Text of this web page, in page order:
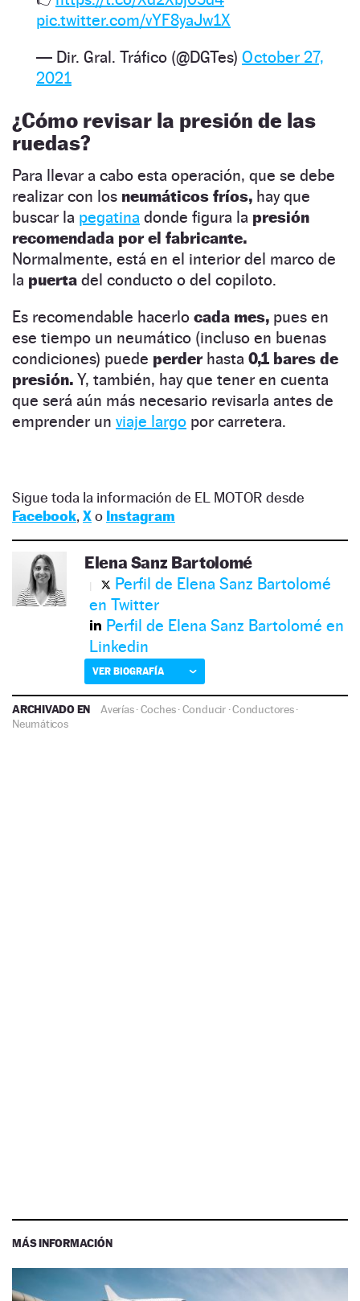
pic.twitter.com/vYF8yaJw1X
— Dir. Gral. Tráfico (@DGTes) October 27,
2021
¿Cómo revisar la presión de las
ruedas?
Para llevar a cabo esta operación, que se debe
realizar con los neumáticos fríos, hay que
buscar la pegatina donde figura la presión
recomendada por el fabricante.
Normalmente, está en el interior del marco de
la puerta del conducto o del copiloto.
Es recomendable hacerlo cada mes, pues en
ese tiempo un neumático (incluso en buenas
condiciones) puede perder hasta 0,1 bares de
presión. Y, también, hay que tener en cuenta
que será aún más necesario revisarla antes de
emprender un viaje largo por carretera.
Sigue toda la información de EL MOTOR desde
Facebook, Xo Instagram
Elena Sanz Bartolomé
Perfil de Elena Sanz Bartolomé
en Twitter
Perfil de Elena Sanz Bartolomé en
Linkedin
VER BIOGRAFÍA
ARCHIVADO EN Averías·Coches·Conducir·Conductores·
Neumáticos
MÁS INFORMACIÓN